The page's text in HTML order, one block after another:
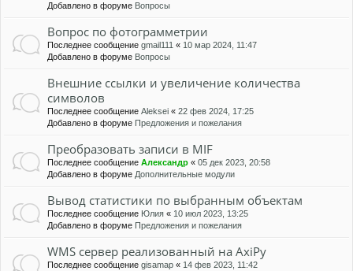
Добавлено в форуме Вопросы
Вопрос по фотограмметрии
Последнее сообщение gmail111 « 10 мар 2024, 11:47
Добавлено в форуме Вопросы
Внешние ссылки и увеличение количества
символов
Последнее сообщение Aleksei « 22 фев 2024, 17:25
Добавлено в форуме Предложения и пожелания
Преобразовать записи в MIF
Последнее сообщение Александр « 05 дек 2023, 20:58
Добавлено в форуме Дополнительные модули
Вывод статистики по выбранным объектам
Последнее сообщение Юлия « 10 июл 2023, 13:25
Добавлено в форуме Предложения и пожелания
WMS сервер реализованный на AxiPy
Последнее сообщение gisamap « 14 фев 2023, 11:42